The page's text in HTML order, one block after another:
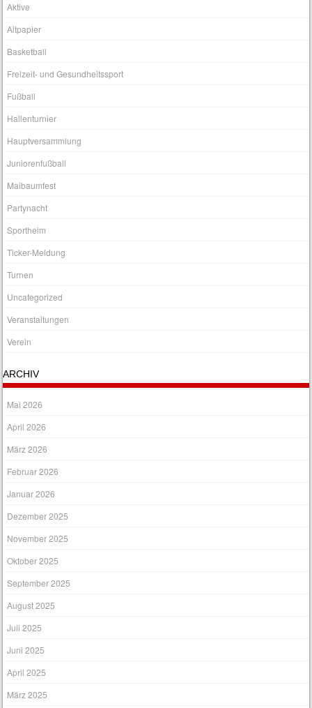
Aktive
Altpapier
Basketball
Freizeit- und Gesundheitssport
Fußball
Hallenturnier
Hauptversammlung
Juniorenfußball
Maibaumfest
Partynacht
Sportheim
Ticker-Meldung
Turnen
Uncategorized
Veranstaltungen
Verein
ARCHIV
Mai 2026
April 2026
März 2026
Februar 2026
Januar 2026
Dezember 2025
November 2025
Oktober 2025
September 2025
August 2025
Juli 2025
Juni 2025
April 2025
März 2025